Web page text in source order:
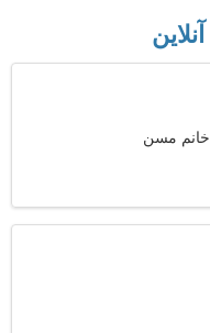
خانم مسن